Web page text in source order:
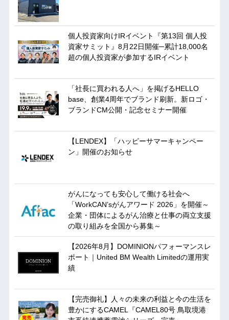
個人投資家向けIRイベント『第13回 個人投
資家サミット』8月22日開催─累計18,000名
超の個人投資家が参加するIRイベント
「社長に買われる人へ」を掲げるHELLO
base、創業4周年でブランド刷新。新ロゴ・
ブランドCM公開・記念セミナー開催
【LENDEX】「ハッピーサマーキャンペー
ン」開催のお知らせ
がんになっても安心して働ける社会へ
「WorkCAN’sがんアワード 2026」を開催～
企業・団体によるがん治療と仕事の両立支援
の取り組みを全国から募集～
【2026年8月】DOMINIONパフォーマンスレ
ポート｜United BM Wealth Limitedの運用実
績
【完売御礼】人々の未来の利益と今の生活を
豊かにするCAMEL『CAMEL80号 鳥取境港